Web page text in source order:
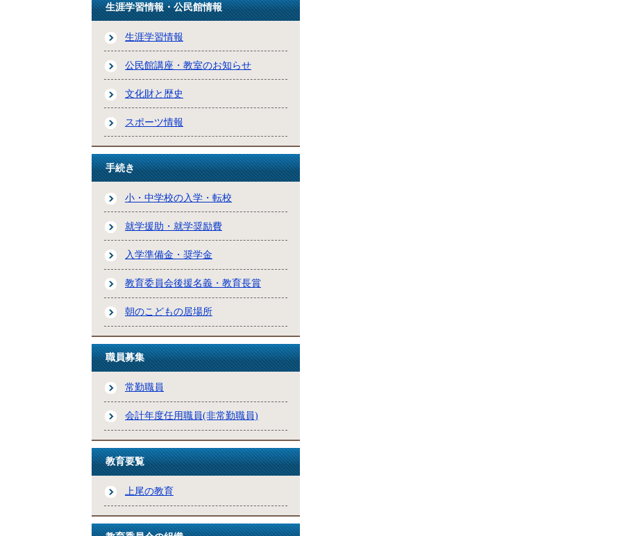
生涯学習情報・公民館情報
生涯学習情報
公民館講座・教室のお知らせ
文化財と歴史
スポーツ情報
手続き
小・中学校の入学・転校
就学援助・就学奨励費
入学準備金・奨学金
教育委員会後援名義・教育長賞
朝のこどもの居場所
職員募集
常勤職員
会計年度任用職員(非常勤職員)
教育要覧
上尾の教育